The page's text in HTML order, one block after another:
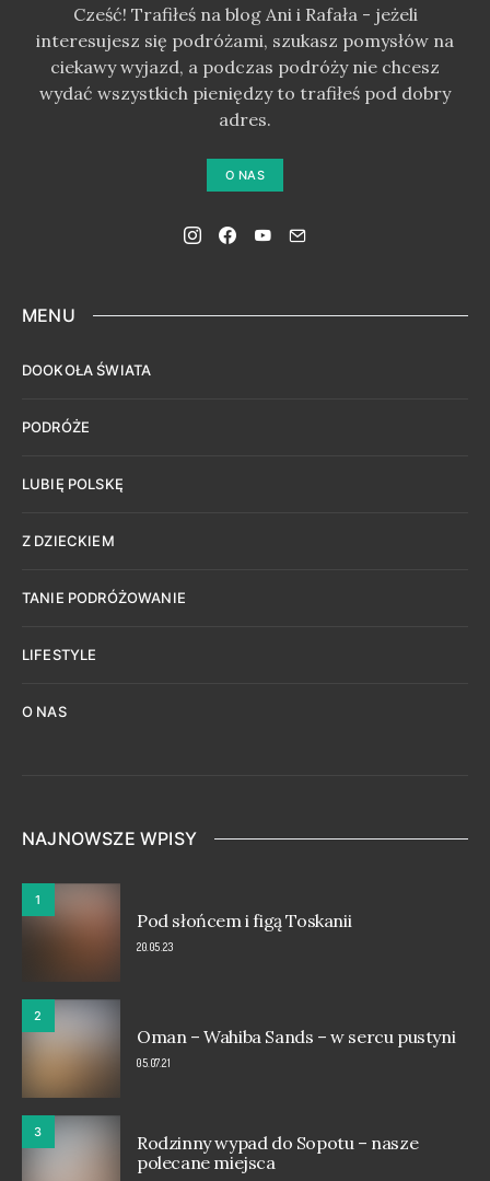
Cześć! Trafiłeś na blog Ani i Rafała - jeżeli
interesujesz się podróżami, szukasz pomysłów na
ciekawy wyjazd, a podczas podróży nie chcesz
wydać wszystkich pieniędzy to trafiłeś pod dobry
adres.
O NAS
MENU
DOOKOŁA ŚWIATA
PODRÓŻE
LUBIĘ POLSKĘ
Z DZIECKIEM
TANIE PODRÓŻOWANIE
LIFESTYLE
O NAS
NAJNOWSZE WPISY
1
Pod słońcem i figą Toskanii
20.05.23
2
Oman – Wahiba Sands – w sercu pustyni
05.07.21
3
Rodzinny wypad do Sopotu – nasze
polecane miejsca